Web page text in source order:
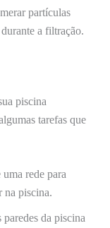
partículas
a filtração.
piscina
tarefas que
uma rede para
na piscina.
paredes da piscina